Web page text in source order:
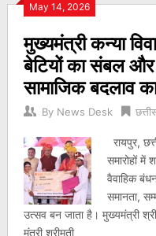
May 14, 2026
मुख्यमंत्री कन्या
बेटियों का संबल और
सामाजिक बदलाव
By News Desk
रायपुर,
समारोहों में
वैवाहिक
समानता,
उत्सव बन जाता है। मुख्यमंत्री
मंत्री श्रीमती